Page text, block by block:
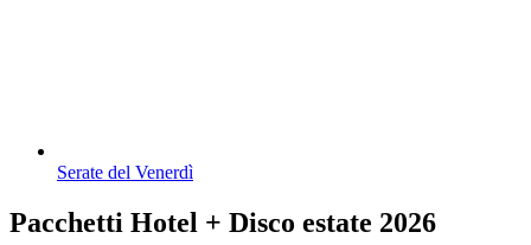
Serate del Venerdì
Pacchetti Hotel + Disco estate 2026